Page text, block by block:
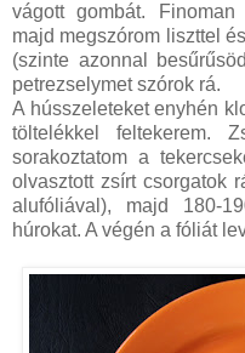
vágott gombát.
majd megszórom liszttel
(szinte azonnal
petrezselymet szórok rá.
A hússzeleteket enyhén
töltelékkel feltekerem.
sorakoztatom a
olvasztott zsírt csorgatok
alufóliával), majd 180-
húrokat. A végén a fóliát